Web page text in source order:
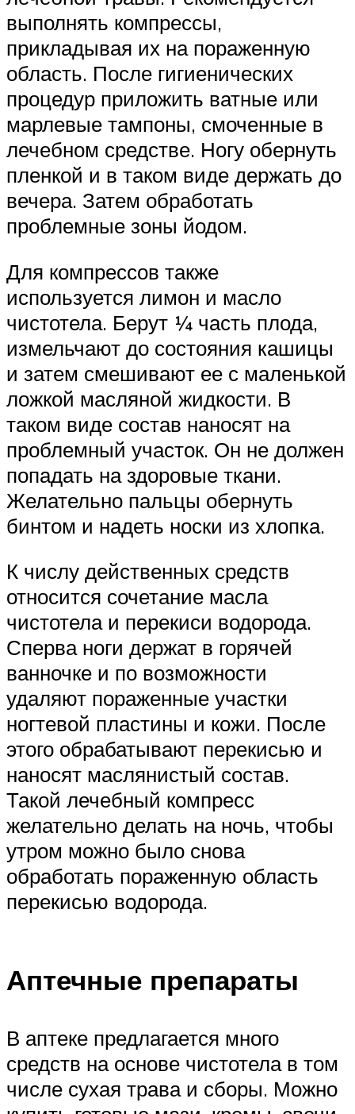
выполнять компрессы,
прикладывая их на пораженную
область. После гигиенических
процедур приложить ватные или
марлевые тампоны, смоченные в
лечебном средстве. Ногу обернуть
пленкой и в таком виде держать до
вечера. Затем обработать
проблемные зоны йодом.
Для компрессов также
используется лимон и масло
чистотела. Берут ¼ часть плода,
измельчают до состояния кашицы
и затем смешивают ее с маленькой
ложкой масляной жидкости. В
таком виде состав наносят на
проблемный участок. Он не должен
попадать на здоровые ткани.
Желательно пальцы обернуть
бинтом и надеть носки из хлопка.
К числу действенных средств
относится сочетание масла
чистотела и перекиси водорода.
Сперва ноги держат в горячей
ванночке и по возможности
удаляют пораженные участки
ногтевой пластины и кожи. После
этого обрабатывают перекисью и
наносят маслянистый состав.
Такой лечебный компресс
желательно делать на ночь, чтобы
утром можно было снова
обработать пораженную область
перекисью водорода.
Аптечные препараты
В аптеке предлагается много
средств на основе чистотела в том
числе сухая трава и сборы. Можно